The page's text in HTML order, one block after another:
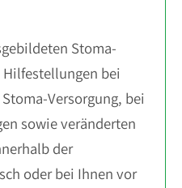
Stoma-
bei
Versorgung, bei
sowie veränderten
der
oder bei Ihnen vor